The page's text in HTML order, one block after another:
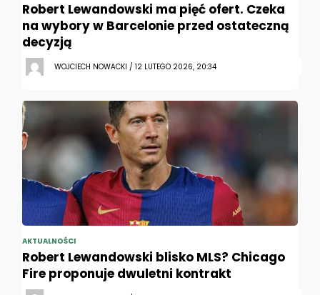
Robert Lewandowski ma pięć ofert. Czeka
na wybory w Barcelonie przed ostateczną
decyzją
WOJCIECH NOWACKI / 12 LUTEGO 2026, 20:34
AKTUALNOŚCI
Robert Lewandowski blisko MLS? Chicago
Fire proponuje dwuletni kontrakt